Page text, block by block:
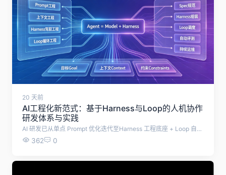
20 天前
AI工程化新范式：基于Harness与Loop的人机协作
研发体系与实践
AI 研发已从单点 Prompt 优化迭代至Harness 工程底座 + Loop 自治闭环 + SDD 标准化规范的三位一体体系，通过重构人机协作模式，解决大模型落地不稳定、难规模化的痛点，实现企业级 AI 从原型试用走向工程化、自动化、体系化落地。
362 0